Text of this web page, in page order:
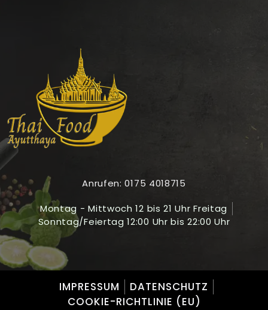
Anrufen: 0175 4018715
Montag - Mittwoch 12 bis 21 Uhr Freitag
Sonntag/Feiertag 12:00 Uhr bis 22:00 Uhr
IMPRESSUM
DATENSCHUTZ
COOKIE-RICHTLINIE (EU)